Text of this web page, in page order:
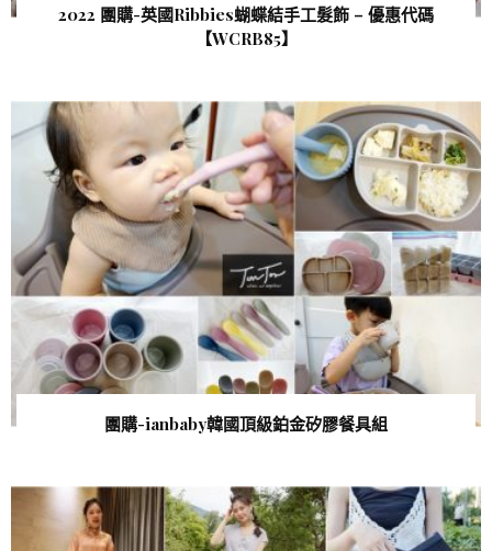
2022 團購-英國Ribbies蝴蝶結手工髮飾 – 優惠代碼
【WCRB85 】
團購-ianbaby韓國頂級鉑金矽膠餐具組